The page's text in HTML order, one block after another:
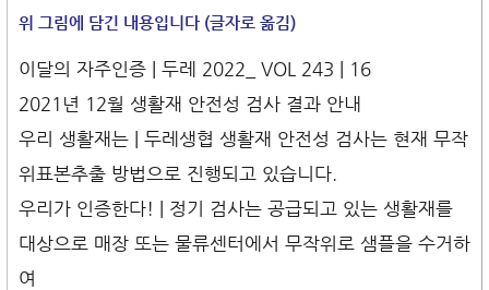
위 그림에 담긴 내용입니다 (글자로 옮김)
이달의 자주인증 | 두레 2022_ VOL 243 | 16
2021년 12월 생활재 안전성 검사 결과 안내
우리 생활재는 | 두레생협 생활재 안전성 검사는 현재 무작
위표본추출 방법으로 진행되고 있습니다.
우리가 인증한다! | 정기 검사는 공급되고 있는 생활재를
대상으로 매장 또는 물류센터에서 무작위로 샘플을 수거하
여